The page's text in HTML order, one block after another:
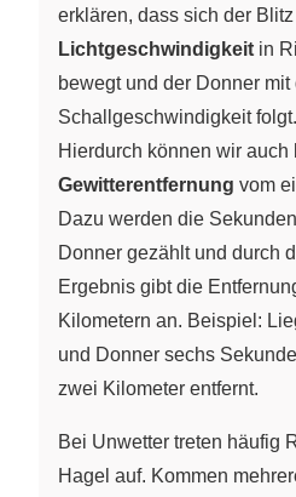
erklären, dass sich der
Lichtgeschwindigkeit in
bewegt und der Donner
Schallgeschwindigkeit folgt.
Hierdurch können wir
Gewitterentfernung vom
Dazu werden die
Donner gezählt und durch
Ergebnis gibt die
Kilometern an. Beispiel:
und Donner sechs
zwei Kilometer entfernt.
Bei Unwetter treten häufig
Hagel auf. Kommen